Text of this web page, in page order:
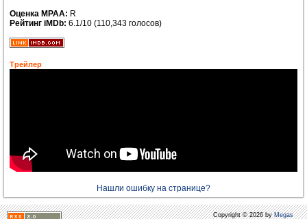
Оценка MPAA: R
Рейтинг iMDb: 6.1/10 (110,343 голосов)
Трейлер
Нашли ошибку на странице?
Copyright © 2026 byMegas